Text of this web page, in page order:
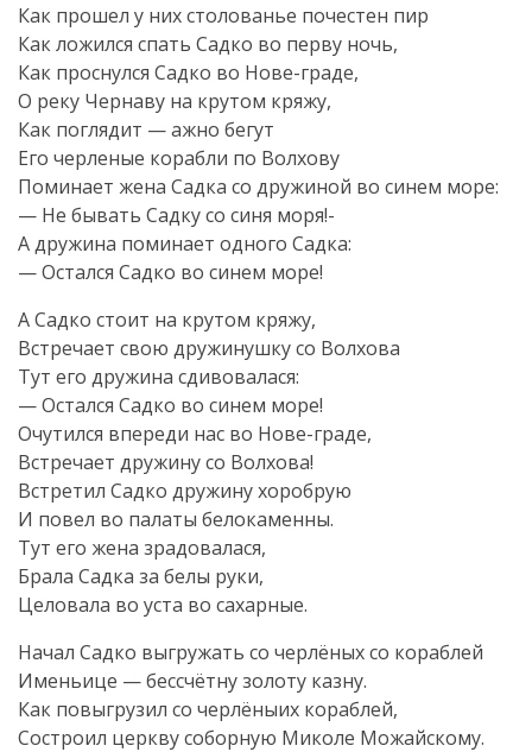
Как прошел у них столованье почестен пир
Как ложился спать Садко во перву ночь,
Как проснулся Садко во Нове-граде,
О реку Чернаву на крутом кряжу,
Как поглядит — ажно бегут
Его черленые корабли по Волхову
Поминает жена Садка со дружиной во синем море:
— Не бывать Садку со синя моря!-
А дружина поминает одного Садка:
— Остался Садко во синем море!
А Садко стоит на крутом кряжу,
Встречает свою дружинушку со Волхова
Тут его дружина сдивовалася:
— Остался Садко во синем море!
Очутился впереди нас во Нове-граде,
Встречает дружину со Волхова!
Встретил Садко дружину хоробрую
И повел во палаты белокаменны.
Тут его жена зрадовалася,
Брала Садка за белы руки,
Целовала во уста во сахарные.
Начал Садко выгружать со черлёных со кораблей
Именьице — бессчётну золоту казну.
Как повыгрузил со черлёныих кораблей,
Состроил церкву соборную Миколе Можайскому.